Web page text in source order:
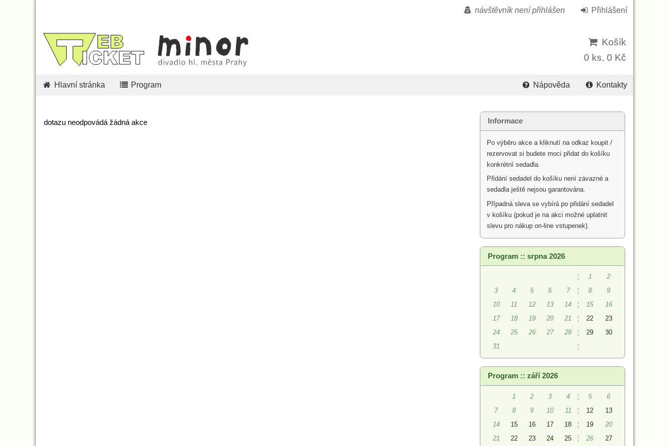
Košík
0 ks, 0 Kč
návštěvník není přihlášen Přihlášení
Hlavní stránka Program Nápověda Kontakty
Informace
Po výběru akce a kliknutí na odkaz koupit /
rezervovat si budete moci přidat do košíku
konkrétní sedadla.
Přidání sedadel do košíku není závazné a
sedadla ještě nejsou garantována.
Případná sleva se vybírá po přidání sedadel
v košíku (pokud je na akci možné uplatnit
slevu pro nákup on-line vstupenek).
Program :: srpna 2026
¦ 1
2
3
4 5 6 7 ¦ 8
9
10
11 12 13 14 ¦ 15
16
17
18 19 20 21 ¦ 22
23
24
25 26 27 28 ¦ 29
30
31
¦
Program :: září 2026
1 2 3 4 ¦ 5
6
7
8 9 10 11 ¦ 12
13
14
15 16 17 18 ¦ 19
20
21
22 23 24 25 ¦ 26 27
dotazu neodpovádá žádná akce